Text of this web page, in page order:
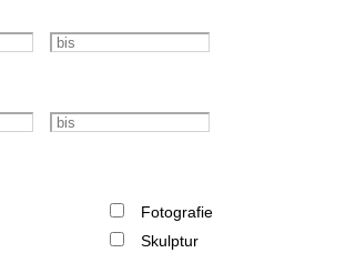
Fotografie
Skulptur